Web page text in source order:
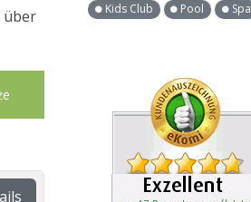
über
Kids Club
Pool Spa